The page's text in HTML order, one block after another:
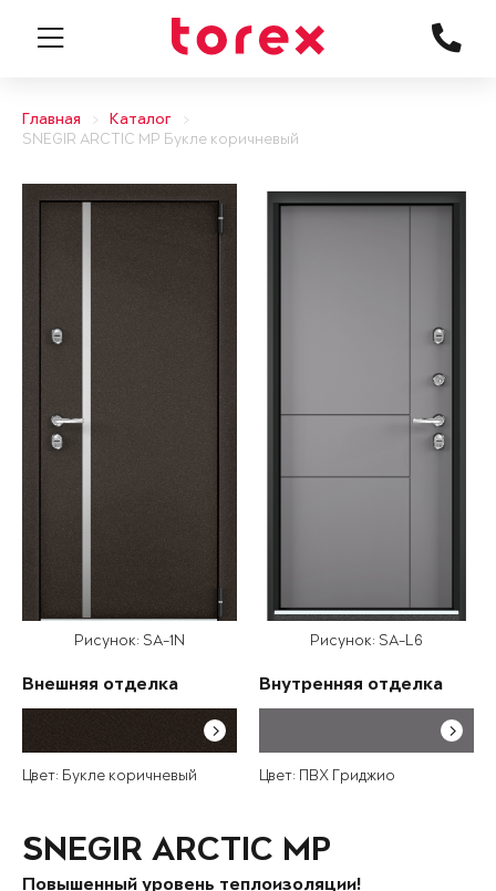
Главная
Каталог
SNEGIR ARCTIC MP Букле коричневый
Рисунок: SA-1N
Внешняя отделка
Цвет: Букле коричневый
Рисунок: SA-L6
Внутренняя отделка
Цвет: ПВХ Гриджио
SNEGIR ARCTIC MP
Повышенный уровень теплоизоляции!